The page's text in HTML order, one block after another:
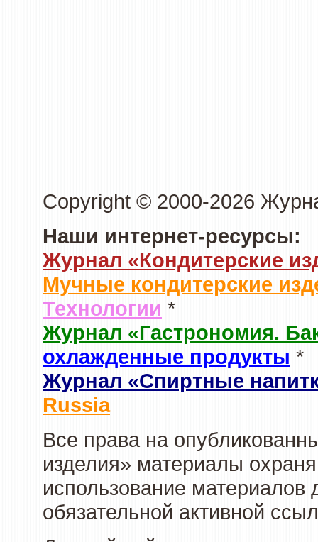
Copyright © 2000-2026
Наши интернет-ресурсы:
Журнал «Кондитерские
Мучные кондитерские
Технологии *
Журнал «Гастрономия.
охлажденные продукты *
Журнал «Спиртные
Russia
Все права на
изделия» материалы
использование материалов
обязательной активной